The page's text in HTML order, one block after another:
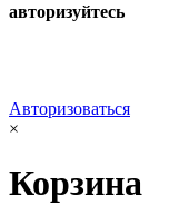
авторизуйтесь
Авторизоваться
×
Корзина